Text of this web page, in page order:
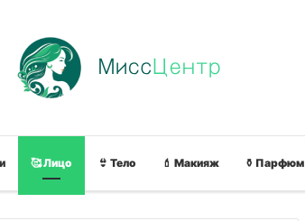
🥰 Лицо 👙 Тело 💄 Макияж ⚱ Парфюм